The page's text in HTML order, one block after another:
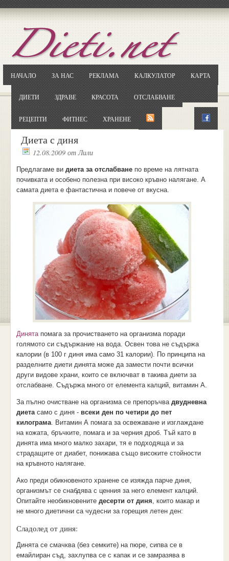
НАЧАЛО ЗА НАС РЕКЛАМА КАЛКУЛАТОР КАРТА
ДИЕТИ ЗДРАВЕ КРАСОТА ОТСЛАБВАНЕ
РЕЦЕПТИ ФИТНЕС ХРАНЕНЕ
Диета с диня
12.08.2009 отЛили
Предлагаме ви диета за отслабванепо време на лятната
почивката и особено полезна при високо кръвно налягане. А
самата диета е фантастична и повече от вкусна.
Динятапомага за прочистването на организма поради
голямото си съдържание на вода. Освен това не съдържа
калории (в 100 г диня има само 31 калории). По принципа на
разделните диети динята може да замести почти всички
други видове храни, които се включват в такива диети за
отслабване. Съдържа много от елемента калций, витамин А.
За пълно очистване на организма се препоръчва двудневна
диетасамо с диня - всеки ден по четири до пет
килограма. Витамин А помага за освежаване и изглаждане
на кожата, бръчките, помага и за черния дроб. Тъй като в
динята има много малко захари, тя е подходяща и за
страдащите от диабет, понижава също високите стойности
на кръвното налягане.
Ако преди обикновеното хранене се изяжда парче диня,
организмът се снабдява с ценния за него елемент калций.
Опитайте необикновените десерти от диня, които макар и
не много диетични са чудесни за горещия летен ден:
Сладолед от диня:
Динята се смачква (без семките) на пюре, сипва се в
емайлиран съд, захлупва се с капак и се замразява в
ОтворетеGoogle.bg
Потърсете "Cloxy"
Кликнете на първия резултат
... и я въведете в полето: